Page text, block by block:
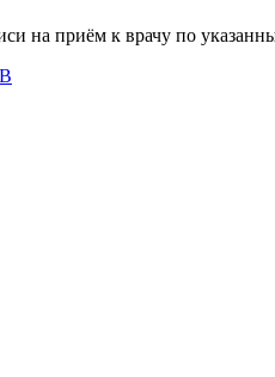
на приём к врачу по